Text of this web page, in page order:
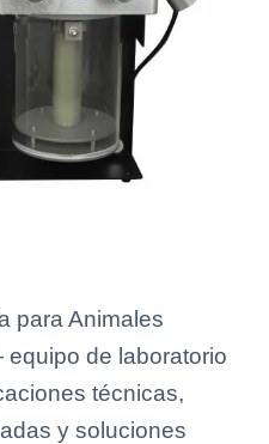
para Animales
de laboratorio
técnicas,
y soluciones